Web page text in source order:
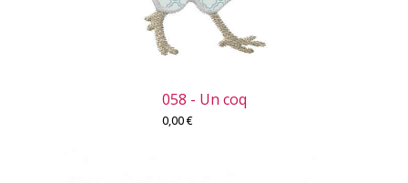
058 - Un coq
0,00€